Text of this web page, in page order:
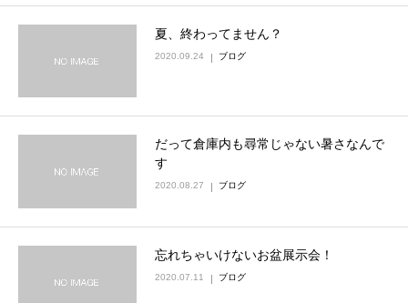
夏、終わってません？
2020.09.24 ブログ
だって倉庫内も尋常じゃない暑さなんで
す
2020.08.27 ブログ
忘れちゃいけないお盆展示会！
2020.07.11 ブログ